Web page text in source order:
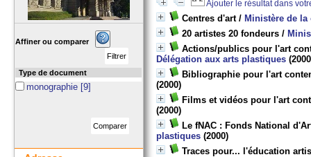
Ajouter le résultat dans
Centres d'art/ Ministère de
20 artistes 20 fondeurs /
Actions/publics pour l'art
Délégation aux arts plastiques
Bibliographie pour l'art
(2000)
Films et vidéos pour l'art
(2000)
Le fNAC : Fonds National
plastiques (2000)
Traces pour... l'éducation
Affiner ou comparer
Type de document
monographie [9]